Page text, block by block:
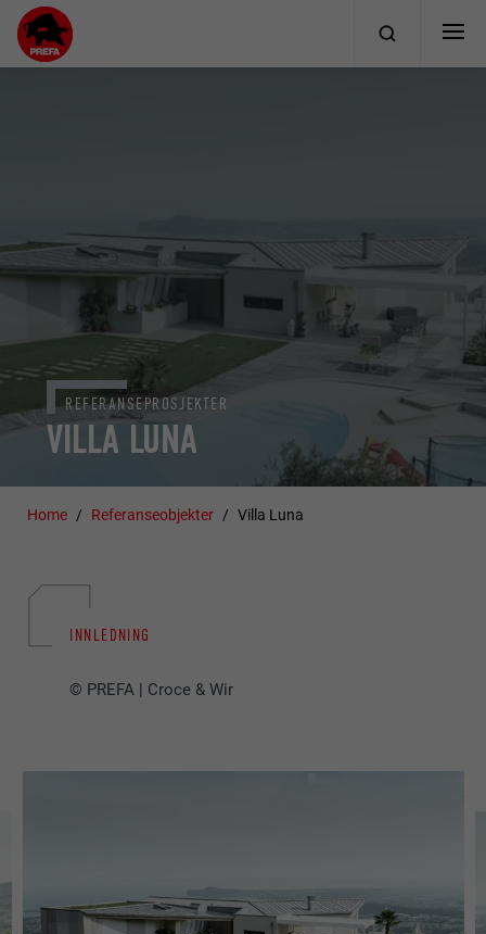
VILLA LUNA
REFERANSEPROSJEKTER
Home Referanseobjekter Villa Luna
INNLEDNING
© PREFA | Croce & Wir